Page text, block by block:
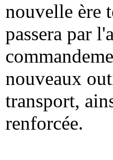
nouvelle ère
passera par
nouveaux
transport,
renforcée.